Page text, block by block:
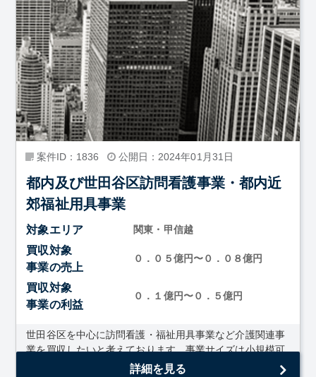
案件ID：1836 公開日：2024年01月31日
都内及び世田谷区訪問看護事業・都内近
郊福祉用具事業
対象エリア 関東・甲信越
買収対象
事業の売上
０．０５億円〜０．０８億円
買収対象
事業の利益
０．１億円〜０．５億円
世田谷区を中心に訪問看護・福祉用具事業など介護関連事
業を買収したいと考えております。事業サイズは小規模可
詳細を見る